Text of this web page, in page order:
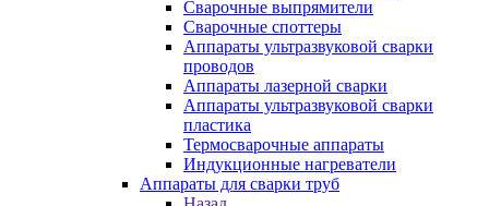
Сварочные выпрямители
Сварочные споттеры
Аппараты ультразвуковой сварки
проводов
Аппараты лазерной сварки
Аппараты ультразвуковой сварки
пластика
Термосварочные аппараты
Индукционные нагреватели
Аппараты для сварки труб